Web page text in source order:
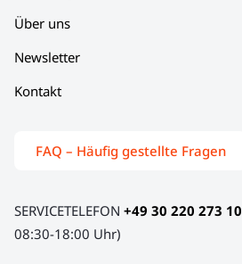
Über uns
Newsletter
Kontakt
FAQ – Häufig gestellte Fragen
SERVICETELEFON +49 30 220 273 10
08:30-18:00 Uhr)